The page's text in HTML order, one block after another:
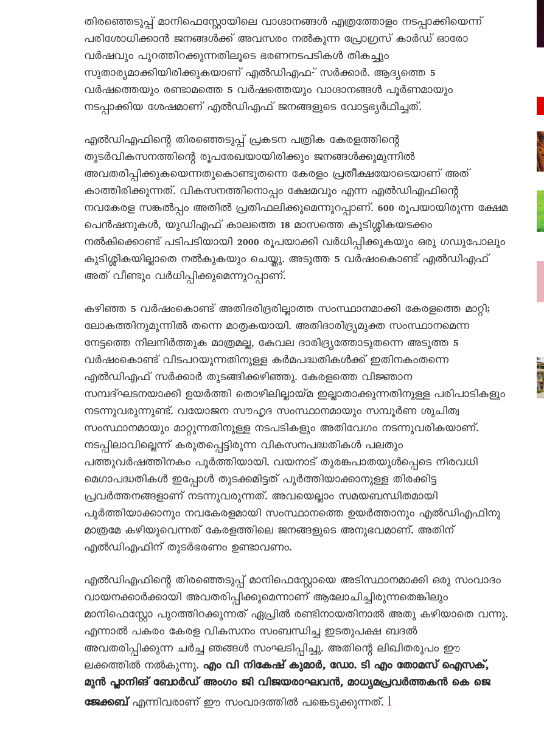
തിരഞ്ഞെടുപ്പ് മാനിഫെസ്റ്റോയിലെ വാഗ്ദാനങ്ങൾ എത്രത്തോളം നടപ്പാക്കിയെന്ന്
പരിശോധിക്കാൻ ജനങ്ങൾക്ക് അവസരം നൽകുന്ന പ്രോഗ്രസ് കാർഡ് ഓരോ
വർഷവും പുറത്തിറക്കുന്നതിലൂടെ ഭരണനടപടികൾ തികച്ചും
സുതാര്യമാക്കിയിരിക്കുകയാണ് എൽഡിഎഫ-് സർക്കാർ. ആദ്യത്തെ 5
വർഷത്തെയും രണ്ടാമത്തെ 5 വർഷത്തെയും വാഗ്ദാനങ്ങൾ പൂർണമായും
നടപ്പാക്കിയ ശേഷമാണ് എൽഡിഎഫ് ജനങ്ങളുടെ വോട്ടഭ്യർഥിച്ചത്.
എൽഡിഎഫിന്റെ തിരഞ്ഞെടുപ്പ് പ്രകടന പത്രിക കേരളത്തിന്റെ
തുടർവികസനത്തിന്റെ രൂപരേഖയായിരിക്കും ജനങ്ങൾക്കുമുന്നിൽ
അവതരിപ്പിക്കുകയെന്നതുകൊണ്ടുതന്നെ കേരളം പ്രതീക്ഷയോടെയാണ് അത്
കാത്തിരിക്കുന്നത്. വികസനത്തിനൊപ്പം ക്ഷേമവും എന്ന എൽഡിഎഫിന്റെ
നവകേരള സങ്കൽപ്പം അതിൽ പ്രതിഫലിക്കുമെന്നുറപ്പാണ്. 600 രൂപയായിരുന്ന ക്ഷേമ
പെൻഷനുകൾ, യുഡിഎഫ് കാലത്തെ 18 മാസത്തെ കുടിശ്ശികയടക്കം
നൽകിക്കൊണ്ട് പടിപടിയായി 2000 രൂപയാക്കി വർധിപ്പിക്കുകയും ഒരു ഗഡുപോലും
കുടിശ്ശികയില്ലാതെ നൽകുകയും ചെയ്തു. അടുത്ത 5 വർഷംകൊണ്ട് എൽഡിഎഫ്
അത് വീണ്ടും വർധിപ്പിക്കുമെന്നുറപ്പാണ്.
കഴിഞ്ഞ 5 വർഷംകൊണ്ട് അതിദരിദ്രരില്ലാത്ത സംസ്ഥാനമാക്കി കേരളത്തെ മാറ്റി;
ലോകത്തിനുമുന്നിൽ തന്നെ മാതൃകയായി. അതിദാരിദ്ര്യമുക്ത സംസ്ഥാനമെന്ന
നേട്ടത്തെ നിലനിർത്തുക മാത്രമല്ല, കേവല ദാരിദ്ര്യത്തോടുതന്നെ അടുത്ത 5
വർഷംകൊണ്ട് വിടപറയുന്നതിനുള്ള കർമപദ്ധതികൾക്ക് ഇതിനകംതന്നെ
എൽഡിഎഫ് സർക്കാർ തുടങ്ങിക്കഴിഞ്ഞു. കേരളത്തെ വിജ്ഞാന
സമ്പദ്ഘടനയാക്കി ഉയർത്തി തൊഴിലില്ലായ്മ ഇല്ലാതാക്കുന്നതിനുള്ള പരിപാടികളും
നടന്നുവരുന്നുണ്ട്. വയോജന സൗഹൃദ സംസ്ഥാനമായും സമ്പൂർണ ശുചിത്വ
സംസ്ഥാനമായും മാറ്റുന്നതിനുള്ള നടപടികളും അതിവേഗം നടന്നുവരികയാണ്.
നടപ്പിലാവില്ലെന്ന് കരുതപ്പെട്ടിരുന്ന വികസനപദ്ധതികൾ പലതും
പത്തുവർഷത്തിനകം പൂർത്തിയായി. വയനാട് തുരങ്കപാതയുൾപ്പെടെ നിരവധി
മെഗാപദ്ധതികൾ ഇപ്പോൾ തുടക്കമിട്ടത് പൂർത്തിയാക്കാനുള്ള തിരക്കിട്ട
പ്രവർത്തനങ്ങളാണ് നടന്നുവരുന്നത്. അവയെല്ലാം സമയബന്ധിതമായി
പൂർത്തിയാക്കാനും നവകേരളമായി സംസ്ഥാനത്തെ ഉയർത്താനും എൽഡിഎഫിനു
മാത്രമേ കഴിയൂവെന്നത് കേരളത്തിലെ ജനങ്ങളുടെ അനുഭവമാണ്. അതിന്
എൽഡിഎഫിന് തുടർഭരണം ഉണ്ടാവണം.
എൽഡിഎഫിന്റെ തിരഞ്ഞെടുപ്പ് മാനിഫെസ്റ്റോയെ അടിസ്ഥാനമാക്കി ഒരു സംവാദം
വായനക്കാർക്കായി അവതരിപ്പിക്കുമെന്നാണ് ആലോചിച്ചിരുന്നതെങ്കിലും
മാനിഫെസ്റ്റോ പുറത്തിറക്കുന്നത് ഏപ്രിൽ രണ്ടിനായതിനാൽ അതു കഴിയാതെ വന്നു.
എന്നാൽ പകരം കേരള വികസനം സംബന്ധിച്ച ഇടതുപക്ഷ ബദൽ
അവതരിപ്പിക്കുന്ന ചർച്ച ഞങ്ങൾ സംഘടിപ്പിച്ചു. അതിന്റെ ലിഖിതരൂപം ഈ
ലക്കത്തിൽ നൽകുന്നു. എം വി നികേഷ് കുമാർ, ഡോ. ടി എം തോമസ് ഐസക്,
മുൻ പ്ലാനിങ് ബോർഡ് അംഗം ജി വിജയരാഘവൻ, മാധ്യമപ്രവർത്തകൻ കെ ജെ
ജേക്കബ്എന്നിവരാണ് ഈ സംവാദത്തിൽ പങ്കെടുക്കുന്നത്. l